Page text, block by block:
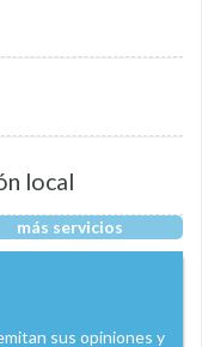
local
más servicios
sus opiniones y